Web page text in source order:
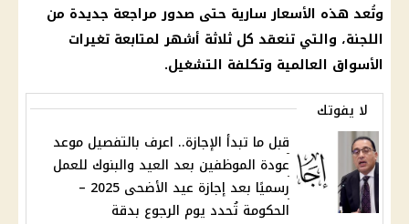
وتُعد هذه الأسعارسارية حتى صدور مراجعة جديدة من
اللجنة، والتي تنعقد كل ثلاثة أشهر لمتابعة تغيرات
الأسواق العالمية وتكلفة التشغيل.
لا يفوتك
قبل ما تبدأ الإجازة.. اعرف بالتفصيل موعد
عودة الموظفين بعد العيد والبنوك للعمل
رسميًا بعد إجازة عيد الأضحى 2025 –
الحكومة تُحدد يوم الرجوع بدقة